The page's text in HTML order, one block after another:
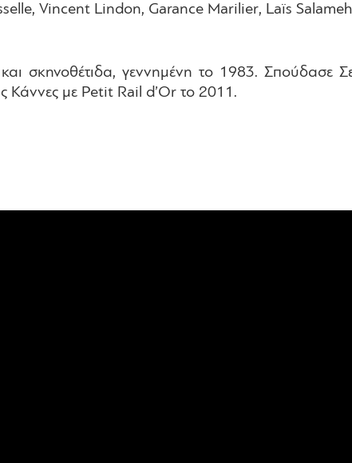
Vincent Lindon, Garance Marilier, Laïs Salameh
σκηνοθέτιδα, γεννημένη το 1983. Σπούδασε
Κάννες με Petit Rail d’Or το 2011.